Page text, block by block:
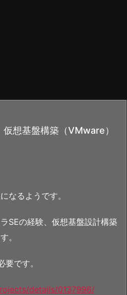
仮想基盤構築（VMware）
なるようです。
SEの経験、仮想基盤設計構築
。
です。
details/0137996/